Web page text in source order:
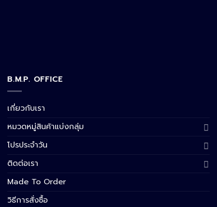
B.M.P. OFFICE
เกี่ยวกับเรา
หมวดหมู่สินค้าแบ่งกลุ่ม
โปรประจำวัน
ติดต่อเรา
Made To Order
วิธีการสั่งซื้อ